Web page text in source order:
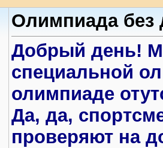
Олимпиада без
Добрый день!
специальной
олимпиаде
Да, да,
проверяют на